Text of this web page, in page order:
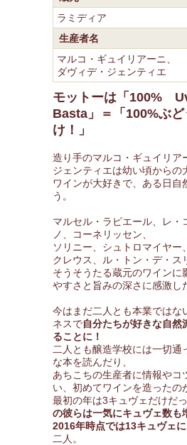
ラミディア
生産者名
マルコ・ギュイリアーニ、
ダヴィデ・ジェンティエ
モットーは「100%
Basta」＝「100%ぶ
け！」
造り手のマルコ・ギュイリア
ジェンティエは幼い頃からの
ワインが大好きで、ある日自
う。
マルセル・ラピエール、レ・
ノ、コーネリッセン、
ソリニー、シュトロマイヤー
クレウス、ル・トン・デ・ス
そうそうたる蔵元のワインに
やすさと旨みの深さに感激し
今はまだ二人とも本業ではな
ネスで自分たちが好きな自然
ることに！
二人とも醸造学校には一切通
な本を読んだり、
あちこちの生産者に情報やコ
い、初めてワインを造ったの
最初の年は3キュヴェだけだっ
の彼らは一気にキュヴェ数も
2016年時点では13キュヴェに
二人。